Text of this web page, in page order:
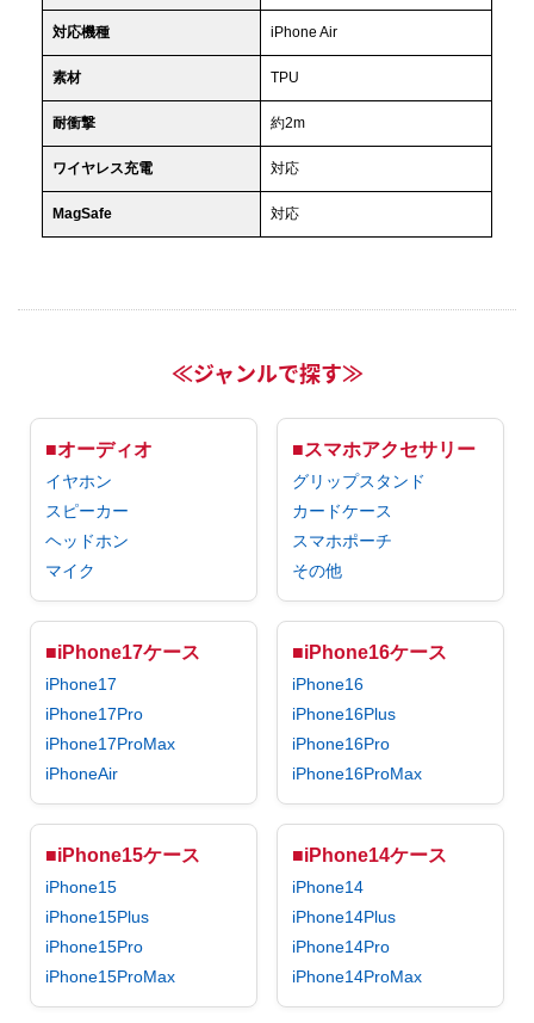
対応機種 iPhone Air
素材 TPU
耐衝撃 約2m
ワイヤレス充電 対応
MagSafe 対応
≪ジャンルで探す≫
■オーディオ
イヤホン
スピーカー
ヘッドホン
マイク
■スマホアクセサリー
グリップスタンド
カードケース
スマホポーチ
その他
■iPhone17ケース
iPhone17
iPhone17Pro
iPhone17ProMax
iPhoneAir
■iPhone16ケース
iPhone16
iPhone16Plus
iPhone16Pro
iPhone16ProMax
■iPhone15ケース
iPhone15
iPhone15Plus
iPhone15Pro
iPhone15ProMax
■iPhone14ケース
iPhone14
iPhone14Plus
iPhone14Pro
iPhone14ProMax